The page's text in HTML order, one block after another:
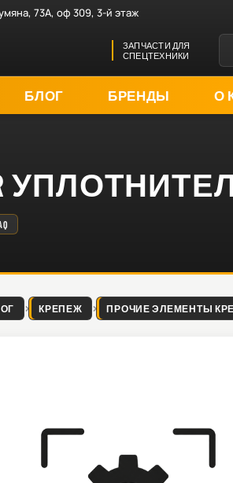
73А, оф 309, 3-й этаж
ЗАПЧАСТИ ДЛЯ
СПЕЦТЕХНИКИ
БЛОГ БРЕНДЫ О
OR
КРЕПЕЖ ПРОЧИЕ ЭЛЕМЕНТЫ